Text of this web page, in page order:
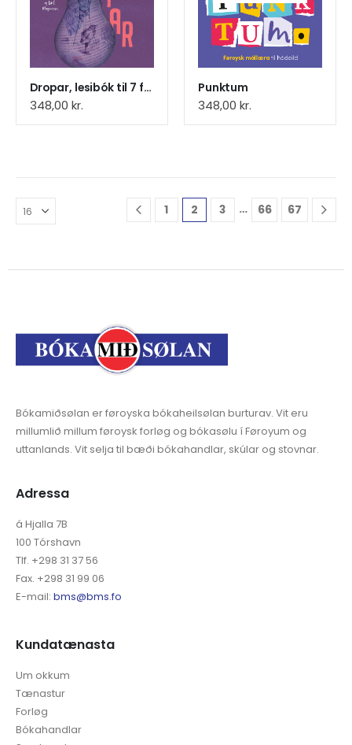
Dropar, lesibók til 7 flokk
348,00 kr.
Punktum
348,00 kr.
1 2 3 … 66 67
Bókamiðsølan er føroyska bókaheilsølan burturav. Vit eru
millumlið millum føroysk forløg og bókasølu í Føroyum og
uttanlands. Vit selja til bæði bókahandlar, skúlar og stovnar.
Adressa
á Hjalla 7B
100 Tórshavn
Tlf. +298 31 37 56
Fax. +298 31 99 06
E-mail: bms@bms.fo
Kundatænasta
Um okkum
Tænastur
Forløg
Bókahandlar